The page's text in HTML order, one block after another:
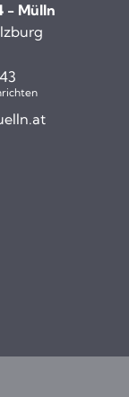
- Mülln